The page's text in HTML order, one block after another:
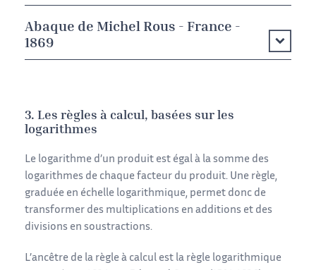
Abaque de Michel Rous - France -
1869
3. Les règles à calcul, basées sur les
logarithmes
Le logarithme d’un produit est égal à la somme des
logarithmes de chaque facteur du produit. Une règle,
graduée en échelle logarithmique, permet donc de
transformer des multiplications en additions et des
divisions en soustractions.
L’ancêtre de la règle à calcul est la règle logarithmique